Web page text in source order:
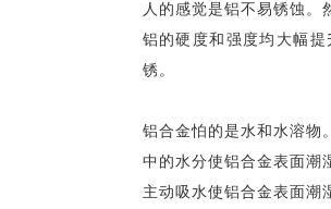
人的感觉是铝不易锈蚀
铝的硬度和强度均大幅
锈。
铝合金怕的是水和水溶物
中的水分使铝合金表面潮
主动吸水使铝合金表面潮